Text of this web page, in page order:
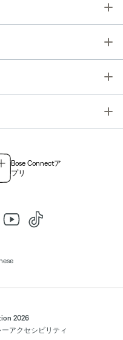
Bose Connectア
プリ
2026
ーアクセシビリティ